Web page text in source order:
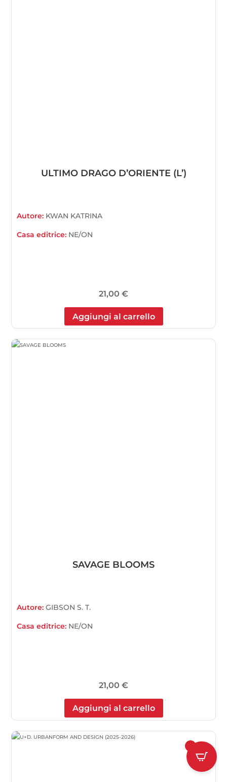
ULTIMO DRAGO D’ORIENTE (L’)
Autore: KWAN KATRINA
Casa editrice: NE/ON
21,00 €
Aggiungi al carrello
SAVAGE BLOOMS
Autore:GIBSON S. T.
Casa editrice: NE/ON
21,00 €
Aggiungi al carrello